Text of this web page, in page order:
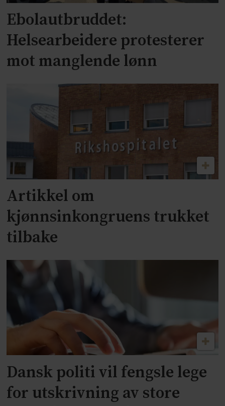
Ebolautbruddet:
Helsearbeidere protesterer
mot manglende lønn
Artikkel om
kjønnsinkongruens trukket
tilbake
Dansk politi vil fengsle lege
for utskrivning av store